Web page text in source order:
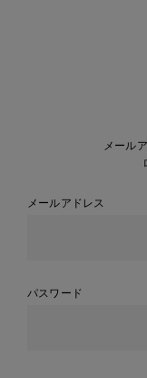
メール
メールアドレス
パスワード